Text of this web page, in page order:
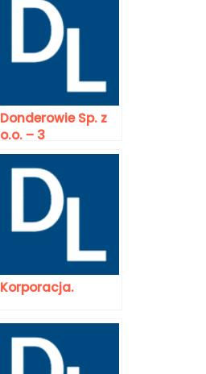
Donderowie Sp. z
o.o. – 3
Korporacja.